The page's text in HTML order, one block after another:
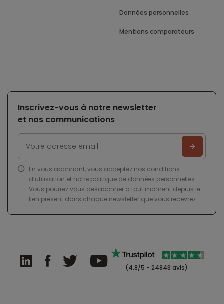
Données personnelles
Mentions comparateurs
Inscrivez-vous à notre newsletter
et nos communications
En vous abonnant, vous acceptez nos conditions
d’utilisation et notre politique de données personnelles .
Vous pourrez vous désabonner à tout moment depuis le
lien présent dans chaque newsletter que vous recevrez.
(4.8/5 - 24843 avis)